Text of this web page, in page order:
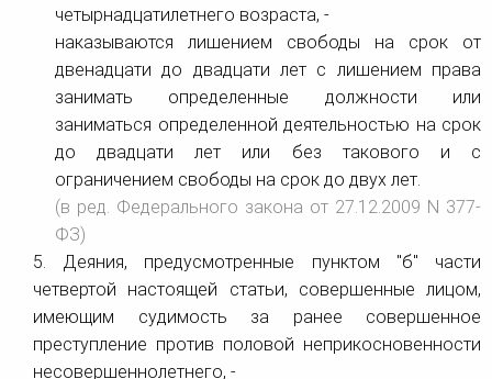
четырнадцатилетнего возраста, -
наказываются лишением свободы на срок от
двенадцати до двадцати лет с лишением права
занимать определенные должности или
заниматься определенной деятельностью на срок
до двадцати лет или без такового и с
ограничением свободы на срок до двух лет.
(в ред. Федерального закона от 27.12.2009 N 377-
ФЗ)
5. Деяния, предусмотренные пунктом "б" части
четвертой настоящей статьи, совершенные лицом,
имеющим судимость за ранее совершенное
преступление против половой неприкосновенности
несовершеннолетнего, -